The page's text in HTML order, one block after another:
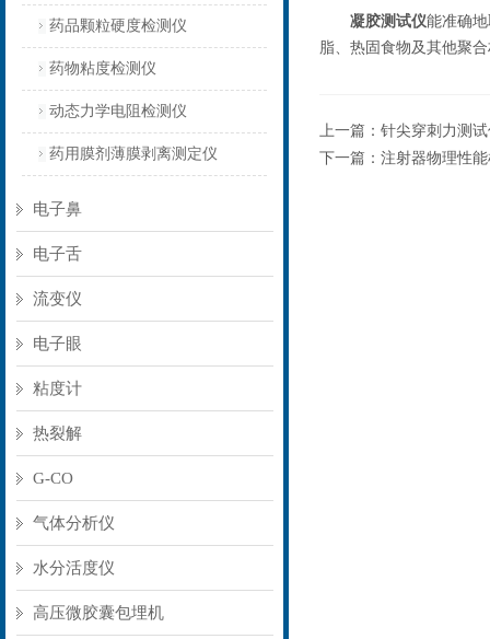
药品颗粒硬度检测仪
药物粘度检测仪
动态力学电阻检测仪
药用膜剂薄膜剥离测定仪
电子鼻
电子舌
流变仪
电子眼
粘度计
热裂解
G-CO
气体分析仪
水分活度仪
高压微胶囊包埋机
凝胶测试仪能准确
脂、热固食物及其他聚
上一篇： 针尖穿刺力测
下一篇： 注射器物理性